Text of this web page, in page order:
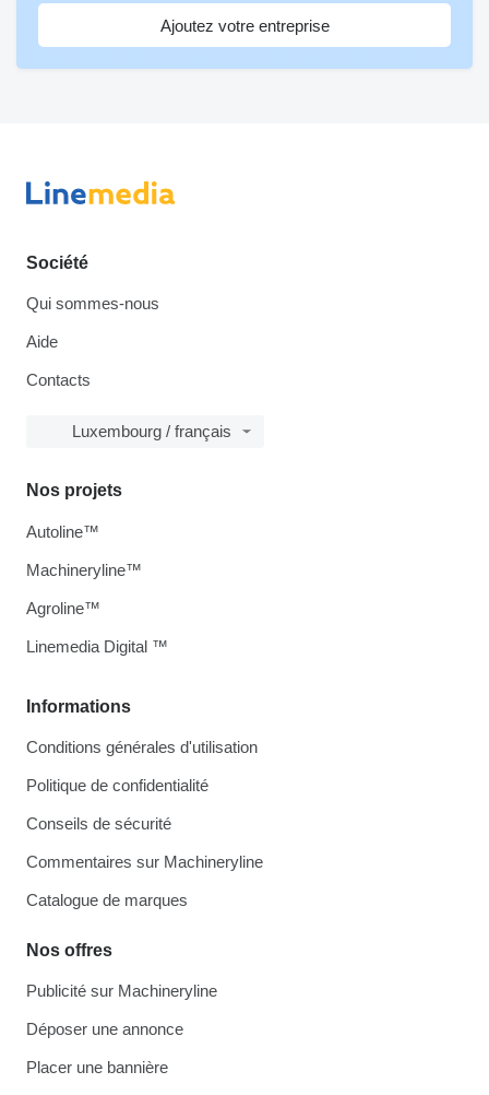
Ajoutez votre entreprise
Société
Qui sommes-nous
Aide
Contacts
Luxembourg / français
Informations
Conditions générales d'utilisation
Politique de confidentialité
Conseils de sécurité
Commentaires sur Machineryline
Catalogue de marques
Nos offres
Publicité sur Machineryline
Déposer une annonce
Placer une bannière
Nos projets
Autoline™
Machineryline™
Agroline™
Linemedia Digital ™